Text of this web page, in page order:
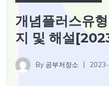
개념플러스유
지 및 해설
By 공부저장소